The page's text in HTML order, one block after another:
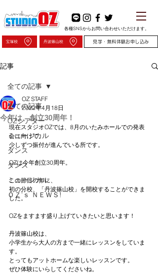
各種SNSからお問い合わせいただけます。
宝塚校 丹波篠山校 見学・無料体験お申し込み
記事
全ての記事
OZシアター
ミュージカル
ダンス
ダンス
ミュージカル
ＯＺ’ｓ ＮＥＷＳ!
全ての記事
今年は、創立30周年！
OZ STAFF
2022年4月18日
現在スタジオOZでは、8月のいたみホールでの発表
会に向けて、
少しずつ振付が進んでいる所です。
OZは今年創立30周年。
この節目の年に、
初の分校、「丹波篠山校」を開校することができま
した。
OZをますます盛り上げていきたいと思います！
丹波篠山校は、
小学生から大人の方まで一緒にレッスンをしていま
す。
とってもアットホームな楽しいレッスンです。
ぜひ体験にいらしてくださいね。